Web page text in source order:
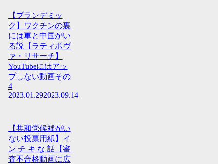
【プランデミッ
ク】ワクチンの裏
には軍と中国がい
る説【ラティポヴ
ァ・リサーチ】
YouTubeにはアッ
プしない動画その
4
2023.01.292023.09.14
【共和党候補がい
ない投票用紙】イ
ン チ キ な 話【審
査不合格動画に広